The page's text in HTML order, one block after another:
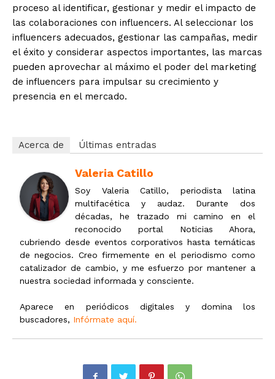
proceso al identificar, gestionar y medir el impacto de
las colaboraciones con influencers. Al seleccionar los
influencers adecuados, gestionar las campañas, medir
el éxito y considerar aspectos importantes, las marcas
pueden aprovechar al máximo el poder del marketing
de influencers para impulsar su crecimiento y
presencia en el mercado.
Acerca de Últimas entradas
Valeria Catillo
Soy Valeria Catillo, periodista latina
multifacética y audaz. Durante dos
décadas, he trazado mi camino en el
reconocido portal Noticias Ahora,
cubriendo desde eventos corporativos hasta temáticas
de negocios. Creo firmemente en el periodismo como
catalizador de cambio, y me esfuerzo por mantener a
nuestra sociedad informada y consciente.
Aparece en periódicos digitales y domina los
buscadores, Infórmate aquí.